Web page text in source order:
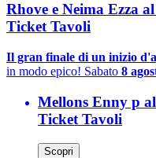
Rhove e Neima Ezza
Ticket Tavoli
Il gran finale di un inizio
in modo epico! Sabato 8
Mellons Enny p
Ticket Tavoli
Scopri